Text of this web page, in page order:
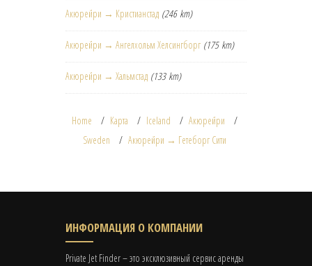
Акюрейри → Кристианстад (246 km)
Акюрейри → Ангелхольм Хелсингборг (175 km)
Акюрейри → Хальмстад (133 km)
Home Карта Iceland
Акюрейри
Sweden
Акюрейри → Гетеборг Сити
ИНФОРМАЦИЯ О КОМПАНИИ
Private Jet Finder – это эксклюзивный сервис аренды